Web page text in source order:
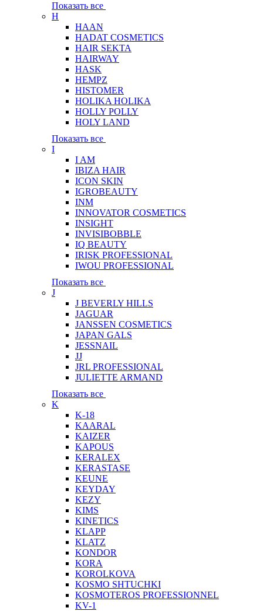
Показать все
H
HAAN
HADAT COSMETICS
HAIR SEKTA
HAIRWAY
HASK
HEMPZ
HISTOMER
HOLIKA HOLIKA
HOLLY POLLY
HOLY LAND
Показать все
I
I AM
IBIZA HAIR
ICON SKIN
IGROBEAUTY
INM
INNOVATOR COSMETICS
INSIGHT
INVISIBOBBLE
IQ BEAUTY
IRISK PROFESSIONAL
IWOU PROFESSIONAL
Показать все
J
J BEVERLY HILLS
JAGUAR
JANSSEN COSMETICS
JAPAN GALS
JESSNAIL
JJ
JRL PROFESSIONAL
JULIETTE ARMAND
Показать все
K
K-18
KAARAL
KAIZER
KAPOUS
KERALEX
KERASTASE
KEUNE
KEYDAY
KEZY
KIMS
KINETICS
KLAPP
KLATZ
KONDOR
KORA
KOROLKOVA
KOSMO SHTUCHKI
KOSMOTEROS PROFESSIONNEL
KV-1